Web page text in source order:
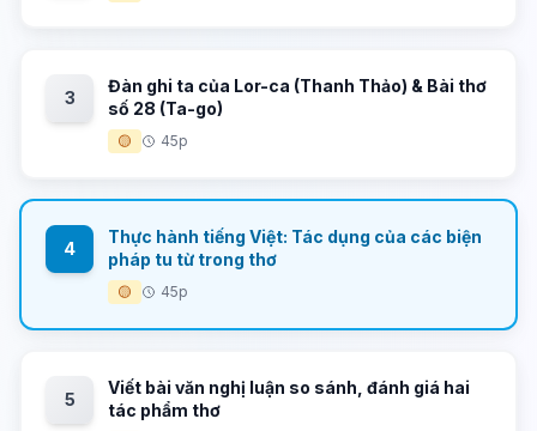
3
Đàn ghi ta của Lor-ca (Thanh Thảo) & Bài thơ
số 28 (Ta-go)
🟡 45p
4
Thực hành tiếng Việt: Tác dụng của các biện
pháp tu từ trong thơ
🟡 45p
5
Viết bài văn nghị luận so sánh, đánh giá hai
tác phẩm thơ